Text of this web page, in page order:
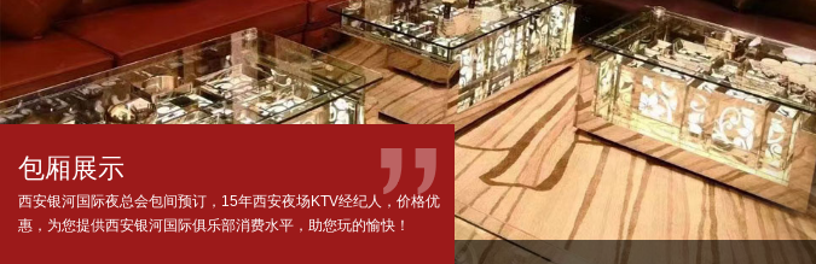
包厢展示
西安银河国际夜总会包间预订，15年西安夜场KTV经纪人，价格优
惠，为您提供西安银河国际俱乐部消费水平，助您玩的愉快！